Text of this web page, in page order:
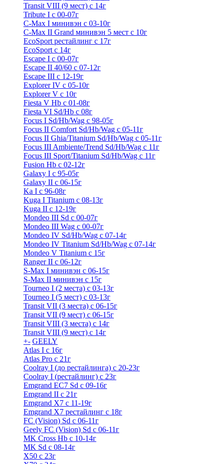
Transit VIII (9 мест) с 14г
Tribute I c 00-07г
C-Max I минивэн с 03-10г
C-Max II Grand минивэн 5 мест с 10г
EcoSport рестайлинг с 17г
EcoSport с 14г
Escape I с 00-07г
Escape II 40/60 с 07-12г
Escape III с 12-19г
Explorer IV c 05-10г
Explorer V c 10г
Fiesta V Hb с 01-08г
Fiesta VI Sd/Hb с 08г
Focus I Sd/Hb/Wag с 98-05г
Focus II Comfort Sd/Hb/Wag с 05-11г
Focus II Ghia/Titanium Sd/Hb/Wag с 05-11г
Focus III Ambiente/Trend Sd/Hb/Wag с 11г
Focus III Sport/Titanium Sd/Hb/Wag с 11г
Fusion Hb с 02-12г
Galaxy I с 95-05г
Galaxy II c 06-15г
Ka I с 96-08г
Kuga I Titanium с 08-13г
Kuga II c 12-19г
Mondeo III Sd с 00-07г
Mondeo III Wag с 00-07г
Mondeo IV Sd/Hb/Wag с 07-14г
Mondeo IV Titanium Sd/Hb/Wag с 07-14г
Mondeo V Titanium с 15г
Ranger II с 06-12г
S-Max I минивэн с 06-15г
S-Max II минивэн с 15г
Tourneo I (2 места) с 03-13г
Tourneo I (5 мест) с 03-13г
Transit VII (3 места) с 06-15г
Transit VII (9 мест) с 06-15г
Transit VIII (3 места) с 14г
Transit VIII (9 мест) с 14г
+- GEELY
Atlas I c 16г
Atlas Pro с 21г
Coolray I (до рестайлинга) с 20-23г
Coolray I (рестайлинг) с 23г
Emgrand EC7 Sd c 09-16г
Emgrand II с 21г
Emgrand X7 c 11-19г
Emgrand X7 рестайлинг c 18г
FC (Vision) Sd c 06-11г
Geely FC (Vision) Sd c 06-11г
MK Cross Hb с 10-14г
MK Sd с 08-14г
X50 с 23г